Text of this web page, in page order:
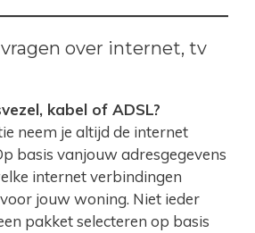
over internet, tv
kabel of ADSL?
neem je altijd de internet
basis vanjouw adresgegevens
internet verbindingen
jouw woning. Niet ieder
pakket selecteren op basis